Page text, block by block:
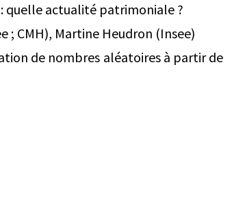
quelle actualité patrimoniale ?
; CMH), Martine Heudron (Insee)
de nombres aléatoires à partir de